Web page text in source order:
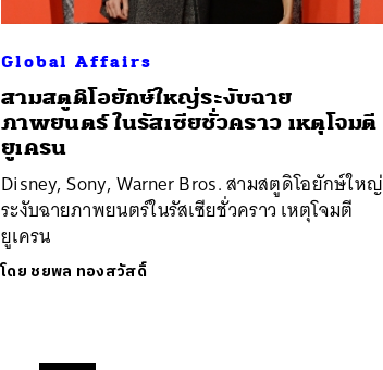
Global Affairs
สามสตูดิโอยักษ์ใหญ่ระงับฉาย
ภาพยนตร์ ในรัสเซียชั่วคราว เหตุโจมตี
ยูเครน
Disney, Sony, Warner Bros. สามสตูดิโอยักษ์ใหญ่
ระงับฉายภาพยนตร์ในรัสเซียชั่วคราว เหตุโจมตี
ยูเครน
โดย ชยพล ทองสวัสดิ์